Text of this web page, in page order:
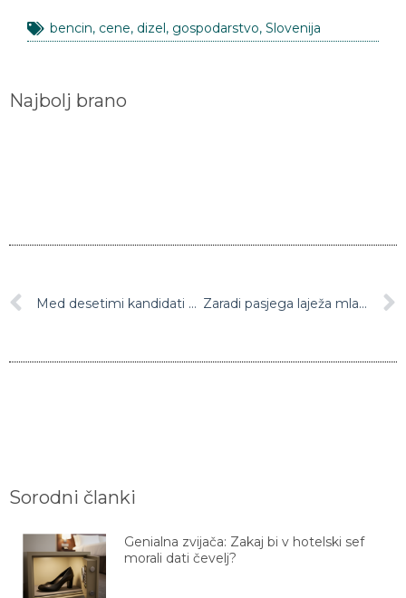
bencin, cene, dizel, gospodarstvo, Slovenija
Najbolj brano
Med desetimi kandidati za najboljšega vratarja na svetu, kar dva Slovenca, Oblak in Handanović Zaradi pasjega laježa mladoletnik brutalno umoril 26-letnika
Sorodni članki
Genialna zvijača: Zakaj bi v hotelski sef
morali dati čevelj?